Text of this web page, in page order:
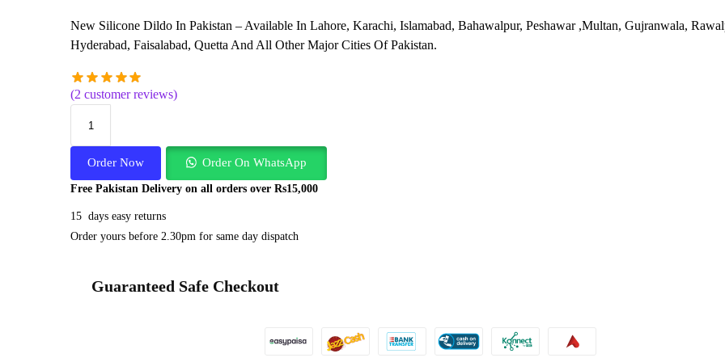
New Silicone Dildo In Pakistan – Available In Lahore, Karachi, Islamabad, Bahawalpur, Peshawar ,Multan, Gujranwala,
Hyderabad, Faisalabad, Quetta And All Other Major Cities Of Pakistan.
(2 customer reviews)
Order Now Order On WhatsApp
Free Pakistan Delivery on all orders over Rs15,000
15 days easy returns
Order yours before 2.30pm for same day dispatch
Guaranteed Safe Checkout